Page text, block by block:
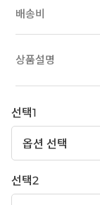
배송비
상품설명
선택1
선택2